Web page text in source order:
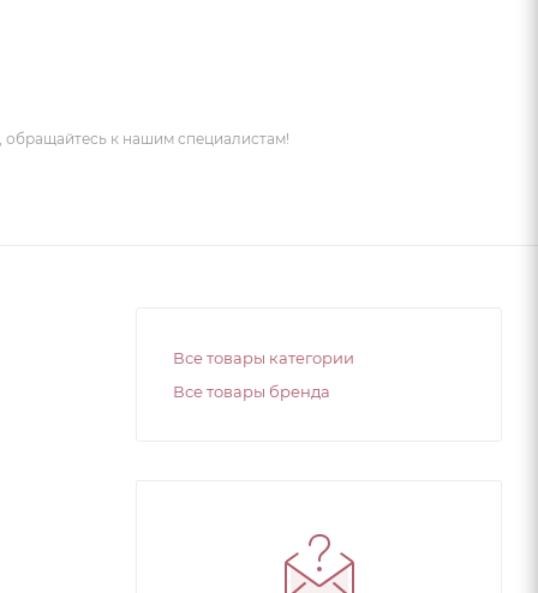
к нашим специалистам!
Все товары категории
Все товары бренда